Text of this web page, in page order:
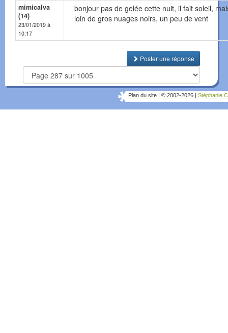
mimicalva
(14)
23/01/2019 à
10:17
bonjour pas de gelée cette nuit, il fait soleil,
loin de gros nuages noirs, un peu de vent
Poster une réponse
Plan du site © 2002-2026 Stéphanie C